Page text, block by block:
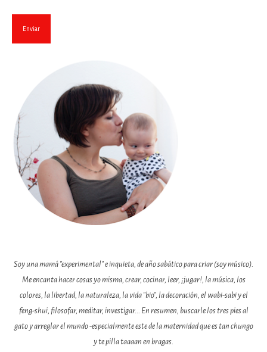
Soy una mamá "experimental" e inquieta, de año sabático para criar (soy músico).
Me encanta hacer cosas yo misma, crear, cocinar, leer, ¡jugar!, la música, los
colores, la libertad, la naturaleza, la vida "bio", la decoración, el wabi-sabi y el
feng-shui, filosofar, meditar, investigar... En resumen, buscarle los tres pies al
gato y arreglar el mundo -especialmente este de la maternidad que es tan chungo
y te pilla taaaan en bragas.